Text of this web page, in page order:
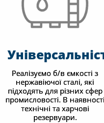
Реалізуємо б/в ємкості з
нержавіючої сталі, які
підходять для різних сфер
промисловості. В наявності
технічні та харчові
резервуари.